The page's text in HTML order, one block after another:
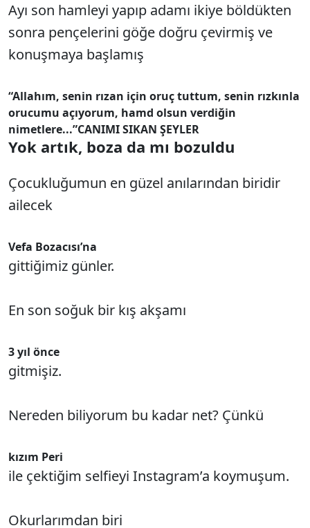
Ayı son hamleyi yapıp adamı ikiye böldükten
sonra pençelerini göğe doğru çevirmiş ve
konuşmaya başlamış
“Allahım, senin rızan için oruç tuttum, senin rızkınla
orucumu açıyorum, hamd olsun verdiğin
nimetlere...”CANIMI SIKAN ŞEYLER
Yok artık, boza da mı bozuldu
Çocukluğumun en güzel anılarından biridir
ailecek
Vefa Bozacısı’na
gittiğimiz günler.
En son soğuk bir kış akşamı
3 yıl önce
gitmişiz.
Nereden biliyorum bu kadar net? Çünkü
kızım Peri
ile çektiğim selfieyi Instagram’a koymuşum.
Okurlarımdan biri